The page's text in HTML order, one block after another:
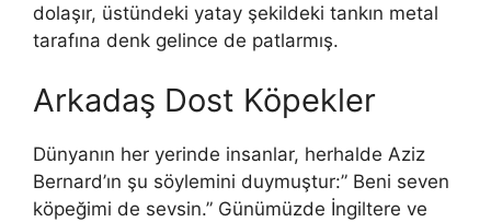
dolaşır, üstündeki yatay şekildeki tankın metal
tarafına denk gelince de patlarmış.
Arkadaş Dost Köpekler
Dünyanın her yerinde insanlar, herhalde Aziz
Bernard’ın şu söylemini duymuştur:” Beni seven
köpeğimi de sevsin.” Günümüzde İngiltere ve